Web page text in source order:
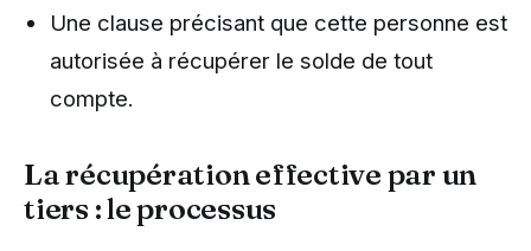
Une clause précisant que cette personne est
autorisée à récupérer le solde de tout
compte.
La récupération effective par un
tiers : le processus